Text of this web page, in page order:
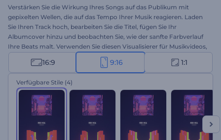
Verstärken Sie die Wirkung Ihres Songs auf das Publikum mit
gepixelten Wellen, die auf das Tempo Ihrer Musik reagieren. Laden
Sie Ihren Track hoch, bearbeiten Sie die Titel, fügen Sie Ihr
Albumcover hinzu und beobachten Sie, wie der sanfte Farbverlauf
Ihre Beats malt. Verwenden Sie diesen Visualisierer für Musikvideos,
Album-/Single-Promos und viele andere musikalische Projekte.
Probieren Sie es aus!
16:9 9:16 1:1
Verfügbare Stile (4)